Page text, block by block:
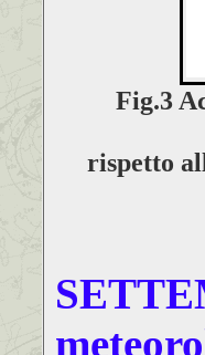
Fig.3
rispetto